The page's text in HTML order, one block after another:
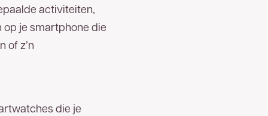
activiteiten,
je smartphone die
of z’n
die je